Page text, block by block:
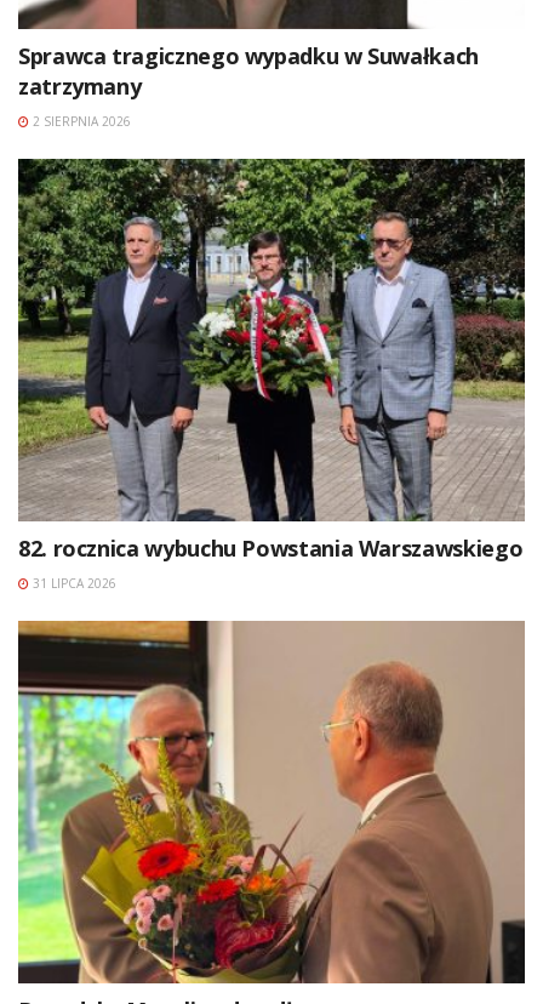
Sprawca tragicznego wypadku w Suwałkach
zatrzymany
2 SIERPNIA 2026
82. rocznica wybuchu Powstania Warszawskiego
31 LIPCA 2026